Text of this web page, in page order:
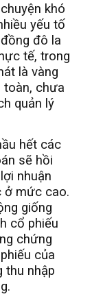
khó
yếu tố
đô la
tế, trong
là vàng
toàn, chưa
quản lý
hết các
sẽ hồi
nhuận
ở mức cao.
giống
cổ phiếu
chứng
của
thu nhập